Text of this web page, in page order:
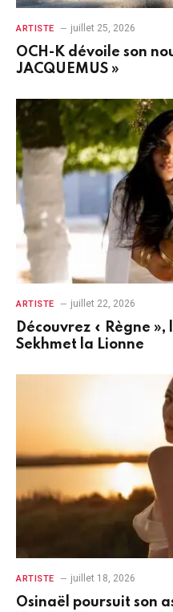
ARTISTE juillet 25, 2026
OCH-K dévoile son
JACQUEMUS »
ARTISTE juillet 22, 2026
Découvrez « Règne
Sekhmet la Lionne
ARTISTE juillet 18, 2026
Osinaël poursuit son